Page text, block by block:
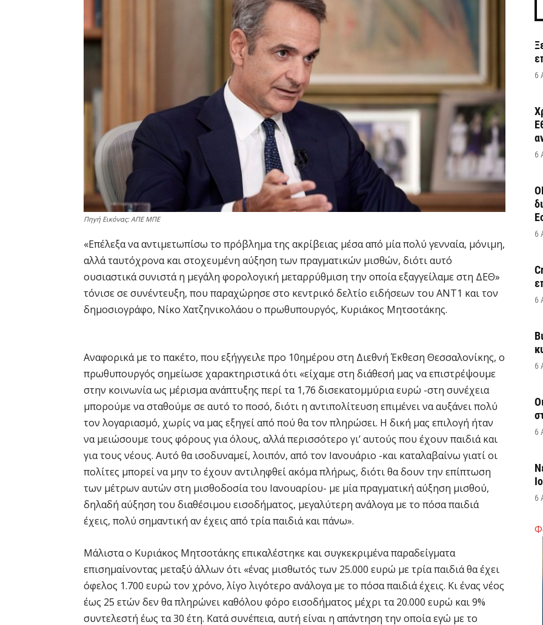
Πηγή Εικόνας: ΑΠΕ ΜΠΕ
«Επέλεξα να αντιμετωπίσω το πρόβλημα της ακρίβειας μέσα από μία πολύ γενναία, μόνιμη,
αλλά ταυτόχρονα και στοχευμένη αύξηση των πραγματικών μισθών, διότι αυτό
ουσιαστικά συνιστά η μεγάλη φορολογική μεταρρύθμιση την οποία εξαγγείλαμε στη ΔΕΘ»
τόνισε σε συνέντευξη, που παραχώρησε στο κεντρικό δελτίο ειδήσεων του ΑΝΤ1 και τον
δημοσιογράφο, Νίκο Χατζηνικολάου ο πρωθυπουργός, Κυριάκος Μητσοτάκης.
Αναφορικά με το πακέτο, που εξήγγειλε προ 10ημέρου στη Διεθνή Έκθεση Θεσσαλονίκης, ο
πρωθυπουργός σημείωσε χαρακτηριστικά ότι «είχαμε στη διάθεσή μας να επιστρέψουμε
στην κοινωνία ως μέρισμα ανάπτυξης περί τα 1,76 δισεκατομμύρια ευρώ -στη συνέχεια
μπορούμε να σταθούμε σε αυτό το ποσό, διότι η αντιπολίτευση επιμένει να αυξάνει πολύ
τον λογαριασμό, χωρίς να μας εξηγεί από πού θα τον πληρώσει. Η δική μας επιλογή ήταν
να μειώσουμε τους φόρους για όλους, αλλά περισσότερο γι’ αυτούς που έχουν παιδιά και
για τους νέους. Αυτό θα ισοδυναμεί, λοιπόν, από τον Ιανουάριο -και καταλαβαίνω γιατί οι
πολίτες μπορεί να μην το έχουν αντιληφθεί ακόμα πλήρως, διότι θα δουν την επίπτωση
των μέτρων αυτών στη μισθοδοσία του Ιανουαρίου- με μία πραγματική αύξηση μισθού,
δηλαδή αύξηση του διαθέσιμου εισοδήματος, μεγαλύτερη ανάλογα με το πόσα παιδιά
έχεις, πολύ σημαντική αν έχεις από τρία παιδιά και πάνω».
Μάλιστα ο Κυριάκος Μητσοτάκης επικαλέστηκε και συγκεκριμένα παραδείγματα
επισημαίνοντας μεταξύ άλλων ότι «ένας μισθωτός των 25.000 ευρώ με τρία παιδιά θα έχει
όφελος 1.700 ευρώ τον χρόνο, λίγο λιγότερο ανάλογα με το πόσα παιδιά έχεις. Κι ένας νέος
έως 25 ετών δεν θα πληρώνει καθόλου φόρο εισοδήματος μέχρι τα 20.000 ευρώ και 9%
συντελεστή έως τα 30 έτη. Κατά συνέπεια, αυτή είναι η απάντηση την οποία εγώ με το
6
6
6
6
6
6
6